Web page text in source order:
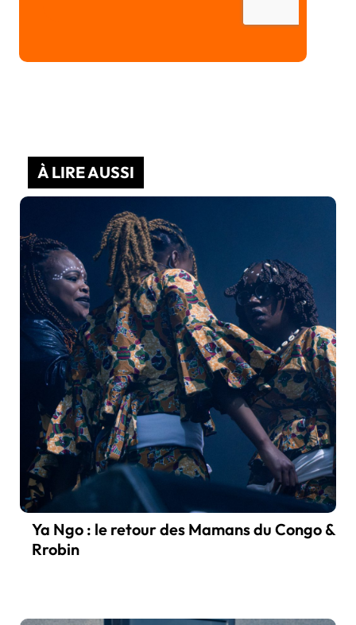
À LIRE AUSSI
Ya Ngo : le retour des Mamans du Congo &
Rrobin